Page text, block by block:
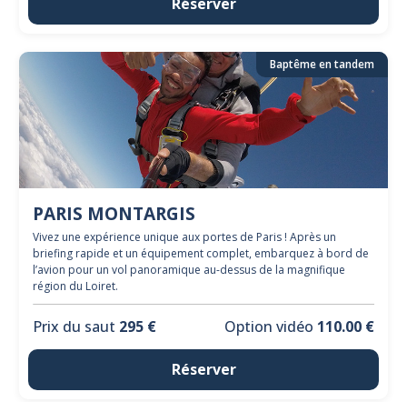
Baptême en tandem
PARIS MONTARGIS
Vivez une expérience unique aux portes de Paris ! Après un
briefing rapide et un équipement complet, embarquez à bord de
l’avion pour un vol panoramique au-dessus de la magnifique
région du Loiret.
Prix du saut 295 € Option vidéo 110.00 €
Réserver